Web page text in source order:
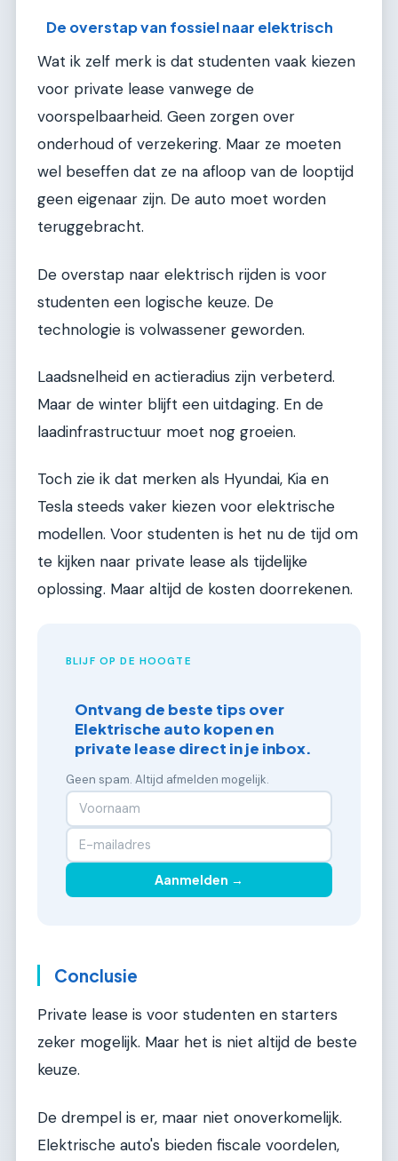
De overstap van fossiel naar elektrisch
Wat ik zelf merk is dat studenten vaak kiezen
voor private lease vanwege de
voorspelbaarheid. Geen zorgen over
onderhoud of verzekering. Maar ze moeten
wel beseffen dat ze na afloop van de looptijd
geen eigenaar zijn. De auto moet worden
teruggebracht.
De overstap naar elektrisch rijden is voor
studenten een logische keuze. De
technologie is volwassener geworden.
Laadsnelheid en actieradius zijn verbeterd.
Maar de winter blijft een uitdaging. En de
laadinfrastructuur moet nog groeien.
Toch zie ik dat merken als Hyundai, Kia en
Tesla steeds vaker kiezen voor elektrische
modellen. Voor studenten is het nu de tijd om
te kijken naar private lease als tijdelijke
oplossing. Maar altijd de kosten doorrekenen.
BLIJF OP DE HOOGTE
Ontvang de beste tips over
Elektrische auto kopen en
private lease direct in je inbox.
Geen spam. Altijd afmelden mogelijk.
Aanmelden →
Conclusie
Private lease is voor studenten en starters
zeker mogelijk. Maar het is niet altijd de beste
keuze.
De drempel is er, maar niet onoverkomelijk.
Elektrische auto's bieden fiscale voordelen,